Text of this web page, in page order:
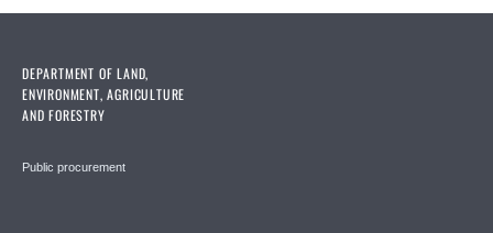
DEPARTMENT OF LAND,
ENVIRONMENT, AGRICULTURE
AND FORESTRY
Public procurement